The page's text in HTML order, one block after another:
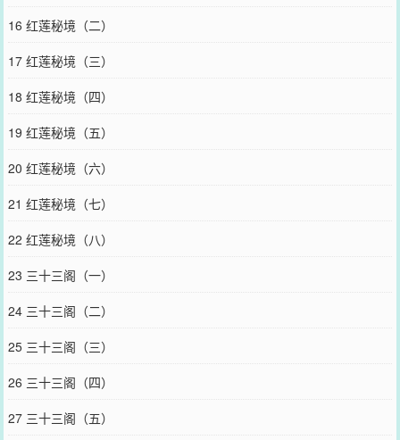
16 红莲秘境（二）
17 红莲秘境（三）
18 红莲秘境（四）
19 红莲秘境（五）
20 红莲秘境（六）
21 红莲秘境（七）
22 红莲秘境（八）
23 三十三阁（一）
24 三十三阁（二）
25 三十三阁（三）
26 三十三阁（四）
27 三十三阁（五）